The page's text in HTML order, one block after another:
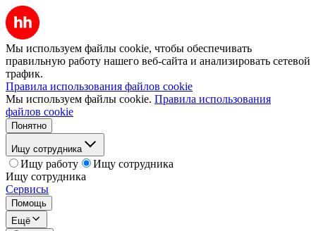
Мы используем файлы cookie, чтобы обеспечивать
правильную работу нашего веб-сайта и анализировать сетевой
трафик.
Правила использования файлов cookie
Мы используем файлы cookie. Правила использования
файлов cookie
Понятно
Ищу сотрудника
Ищу работу
Ищу сотрудника
Ищу сотрудника
Сервисы
Помощь
Ещё